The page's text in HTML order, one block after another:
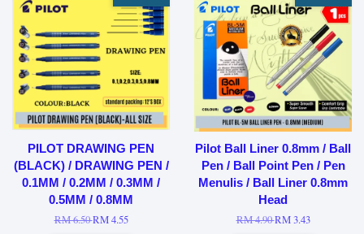
PILOT DRAWING PEN
(BLACK) / DRAWING PEN /
0.1MM / 0.2MM / 0.3MM /
0.5MM / 0.8MM
RM 6.50RM 4.55
Pilot Ball Liner 0.8mm / Ball
Pen / Ball Point Pen / Pen
Menulis / Ball Liner 0.8mm
Head
RM 4.90RM 3.43